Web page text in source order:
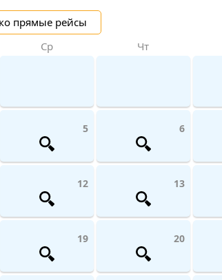
прямые рейсы
Ср Чт
5 6
12 13
19 20